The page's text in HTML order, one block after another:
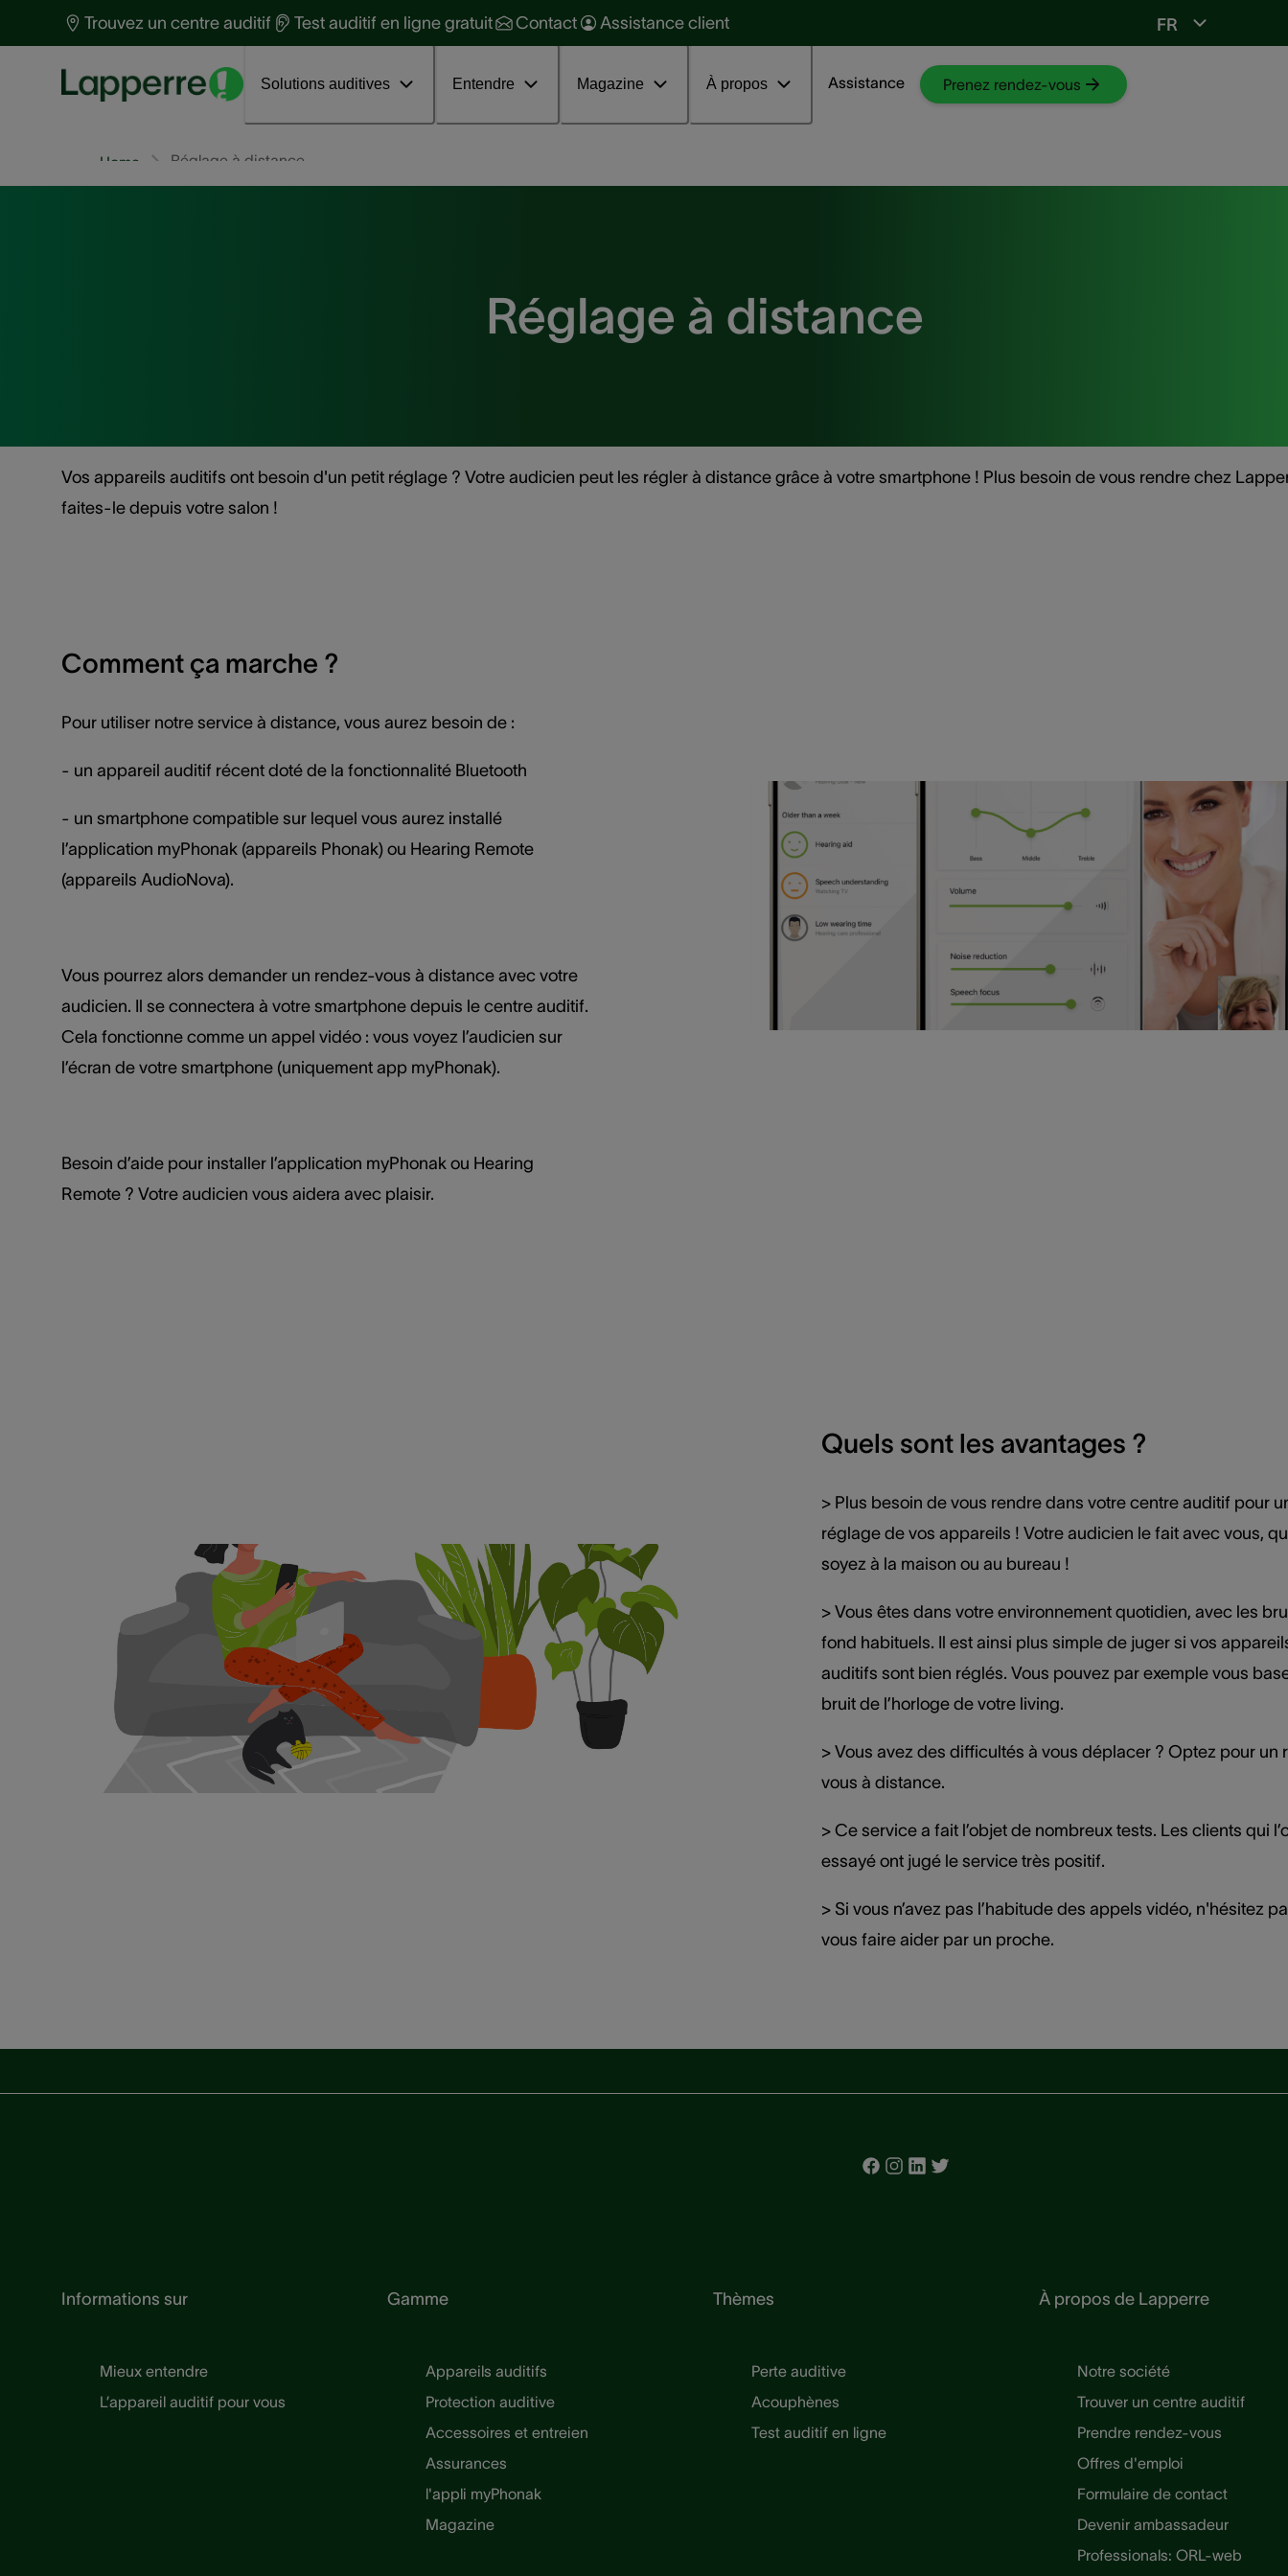
Trouvez un centre auditif Test auditif en ligne gratuit Contact Assistance client FR
Solutions auditives Entendre Magazine À propos Assistance Prenez rendez-vous
Découvrez Phonak Virto™ R Infinio
traitement
Session d'information sur les
Protection auditive
Santé auditive
Interviews
Vers ORL-web
Réglage à distance
Home
Réglage à distance
Vos appareils auditifs ont besoin d'un petit réglage ? Votre audicien peut les régler à distance grâce à votre smartphone ! Plus besoin de vous rendre chez
faites-le depuis votre salon !
Comment ça marche ?
Pour utiliser notre service à distance, vous aurez besoin de :
- un appareil auditif récent doté de la fonctionnalité Bluetooth
- un smartphone compatible sur lequel vous aurez installé
l’application myPhonak (appareils Phonak) ou Hearing Remote
(appareils AudioNova).
Vous pourrez alors demander un rendez-vous à distance avec votre
audicien. Il se connectera à votre smartphone depuis le centre auditif.
Cela fonctionne comme un appel vidéo : vous voyez l’audicien sur
l’écran de votre smartphone (uniquement app myPhonak).
Besoin d’aide pour installer l’application myPhonak ou Hearing
Remote ? Votre audicien vous aidera avec plaisir.
Quels sont les avantages ?
> Plus besoin de vous rendre dans votre centre auditif pour
réglage de vos appareils ! Votre audicien le fait avec vous,
soyez à la maison ou au bureau !
> Vous êtes dans votre environnement quotidien, avec les
fond habituels. Il est ainsi plus simple de juger si vos
auditifs sont bien réglés. Vous pouvez par exemple vous
bruit de l’horloge de votre living.
> Vous avez des difficultés à vous déplacer ? Optez pour un
vous à distance.
> Ce service a fait l’objet de nombreux tests. Les clients qui
essayé ont jugé le service très positif.
> Si vous n’avez pas l’habitude des appels vidéo, n'hésitez
vous faire aider par un proche.
Informations sur
Mieux entendre
L’appareil auditif pour vous
Gamme
Appareils auditifs
Protection auditive
Accessoires et entreien
Assurances
l'appli myPhonak
Magazine
Thèmes
Perte auditive
Acouphènes
Test auditif en ligne
À propos de Lapperre
Notre société
Trouver un centre auditif
Prendre rendez-vous
Offres d'emploi
Formulaire de contact
Devenir ambassadeur
Professionals: ORL-web